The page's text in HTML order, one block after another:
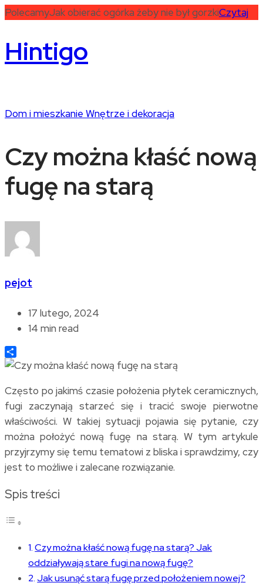
PolecamyJak obierać ogórka żeby nie był gorzkiCzytaj
Hintigo
Dom i mieszkanie Wnętrze i dekoracja
Czy można kłaść nową
fugę na starą
pejot
17 lutego, 2024
14 min read
Share
Często po jakimś czasie położenia płytek ceramicznych,
fugi zaczynają starzeć się i tracić swoje pierwotne
właściwości. W takiej sytuacji pojawia się pytanie, czy
można położyć nową fugę na starą. W tym artykule
przyjrzymy się temu tematowi z bliska i sprawdzimy, czy
jest to możliwe i zalecane rozwiązanie.
Spis treści
Czy można kłaść nową fugę na starą? Jak
oddziaływają stare fugi na nową fugę?
Jak usunąć starą fugę przed położeniem nowej?